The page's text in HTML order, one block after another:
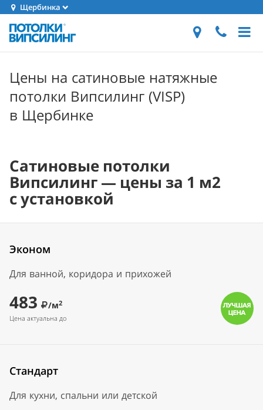
Щербинка
Цены на сатиновые натяжные
потолки Випсилинг (VISP)
в Щербинке
Сатиновые потолки
Випсилинг — цены за 1 м2
с установкой
Эконом
Для ванной, коридора и прихожей
483 /м2
Цена актуальна до
Стандарт
Для кухни, спальни или детской